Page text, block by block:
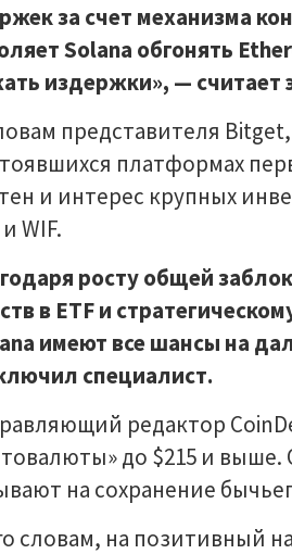
за счет механизма
Solana обгонять
издержки», — считает
представителя
платформах
и интерес крупных
WIF.
росту общей
в ETF и
имеют все шансы на
специалист.
редактор
до $215 и
на сохранение
словам, на позитивный